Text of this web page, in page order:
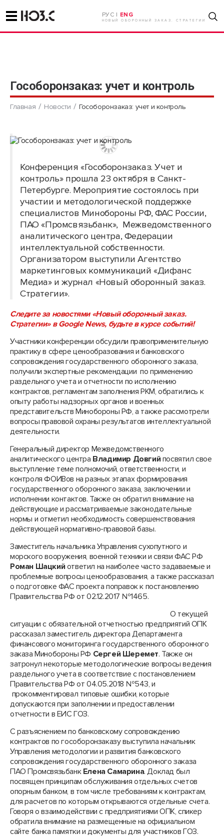
РУС | ENG
НОВЫЙ ОБОРОННЫЙ ЗАКАЗ. СТРАТЕГИИ
Гособоронзаказ: учет и контроль
Главная Новости Гособоронзаказ: учет и контроль
Конференция «Гособоронзаказ. Учет и
контроль» прошла 23 октября в Санкт-
Петербурге. Мероприятие состоялось при
участии и методологической поддержке
специалистов Минобороны РФ, ФАС России,
ПАО «Промсвязьбанк», Межведомственного
аналитического центра, Федерации
интеллектуальной собственности.
Организатором выступили Агентство
маркетинговых коммуникаций «Дифанс
Медиа» и журнал «Новый оборонный заказ.
Стратегии».
Следите за новостями «Новый оборонный заказ.
Стратегии» в Google News, будьте в курсе событий!
Участники конференции обсудили правоприменительную
практику в сфере ценообразования и банковского
сопровождения государственного оборонного заказа,
получили экспертные рекомендации по применению
раздельного учета и отчетности по исполнению
контрактов, регламентам заполнения РКМ, обратились к
опыту работы надзорных органов и военных
представительств Минобороны РФ, а также рассмотрели
вопросы правовой охраны результатов интеллектуальной
деятельности.
Генеральный директор Межведомственного
аналитического центра Владимир Довгий посвятил свое
выступление теме полномочий, ответственности, и
контроля ФОИВов на разных этапах формирования
государственного оборонного заказа, заключении и
исполнении контактов. Также он обратил внимание на
действующие и рассматриваемые законодательные
нормы и отметил необходимость совершенствования
действующей нормативно-правовой базы.
Заместитель начальника Управления сухопутного и
морского вооружения, военной техники и связи ФАС РФ
Роман Шацкий ответил на наиболее часто задаваемые и
проблемные вопросы ценообразования, а также рассказал
о подготовке ФАС проекта поправок к постановлению
Правительства РФ от 02.12.2017 №1465.
О текущей
ситуации с обязательной отчетностью предприятий ОПК
рассказал заместитель директора Департамента
финансового мониторинга государственного оборонного
заказа Минобороны РФ Сергей Шеремет. Также он
затронул некоторые методологические вопросы ведения
раздельного учета в соответствие с постановлением
Правительства РФ от 04.05.2018 №543, и
прокомментировал типовые ошибки, которые
допускаются при заполнении и предоставлении
отчетности в ЕИС ГОЗ.
С разъяснением по банковскому сопровождению
контрактов по гособоронзаказу выступила начальник
Управления методологии и развития банковского
сопровождения государственного оборонного заказа
ПАО Промсвязьбанк Елена Самарина. Доклад был
посвящен принципам обслуживания отдельных счетов
опорным банком, в том числе требованиям к контрактам,
для расчетов по которым открываются отдельные счета.
Говоря о взаимодействии с предприятиями ОПК, спикер
обратила внимание на размещенные на официальном
сайте банка памятки и документы для участников ГОЗ.